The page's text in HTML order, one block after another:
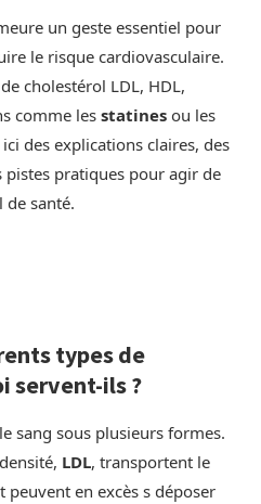
un geste essentiel pour
le risque cardiovasculaire.
cholestérol LDL, HDL,
comme les statines ou les
des explications claires, des
pistes pratiques pour agir de
santé.
types de
servent-ils ?
sang sous plusieurs formes.
LDL, transportent le
peuvent en excès s déposer